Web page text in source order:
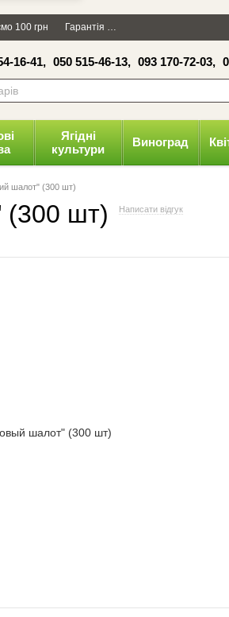
×
100 грн Гарантія
16-41, 050 515-46-13, 093 170-72-03,
Ягідні
культури
Виноград
шалот" (300 шт)
(300 шт) Написати відгук